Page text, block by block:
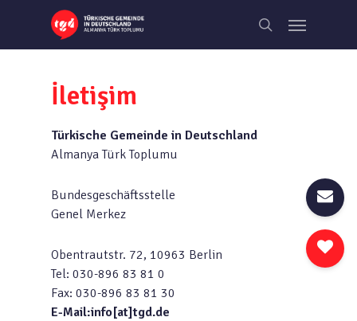
main
search
Menu
İletişim
Türkische Gemeinde in Deutschland
Almanya Türk Toplumu
Bundesgeschäftsstelle
Genel Merkez
Obentrautstr. 72, 10963 Berlin
Tel: 030-896 83 81 0
Fax: 030-896 83 81 30
E-Mail:info[at]tgd.de